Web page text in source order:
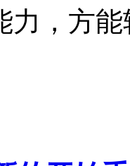
力，方